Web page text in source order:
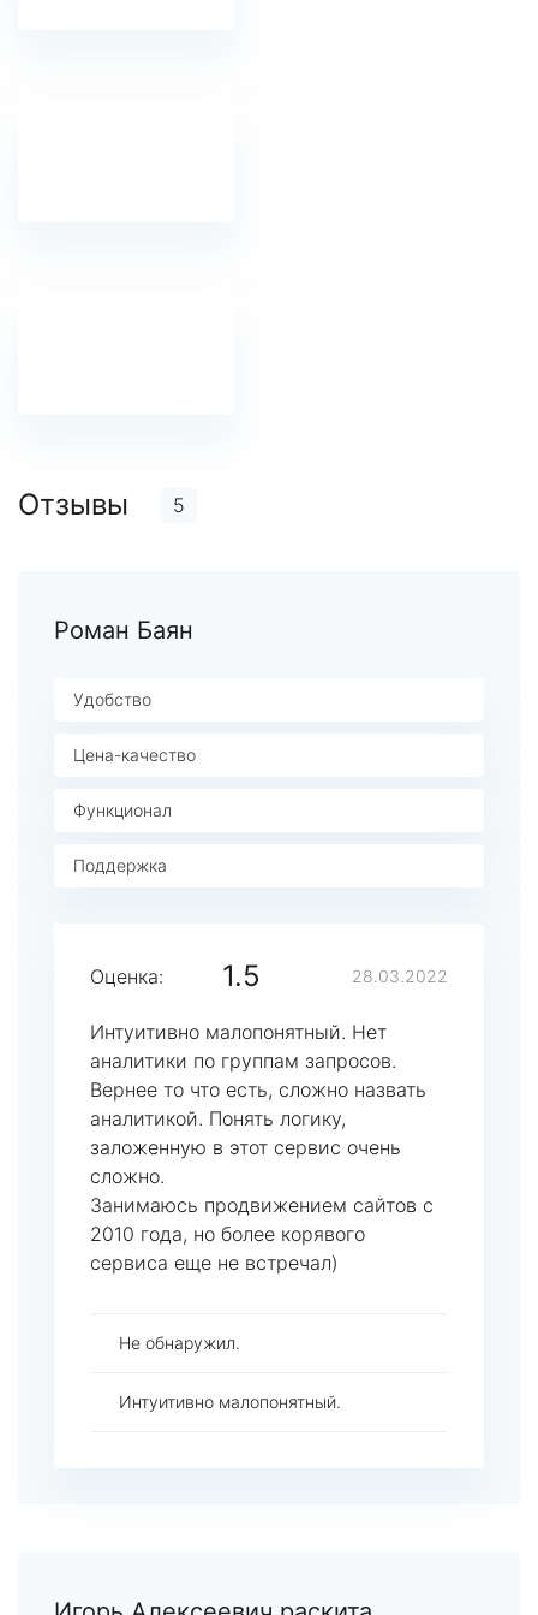
Отзывы 5
Роман Баян
Удобство
Цена-качество
Функционал
Поддержка
Оценка: 1.5 28.03.2022
Интуитивно малопонятный. Нет
аналитики по группам запросов.
Вернее то что есть, сложно назвать
аналитикой. Понять логику,
заложенную в этот сервис очень
сложно.
Занимаюсь продвижением сайтов с
2010 года, но более корявого
сервиса еще не встречал)
Не обнаружил.
Интуитивно малопонятный.